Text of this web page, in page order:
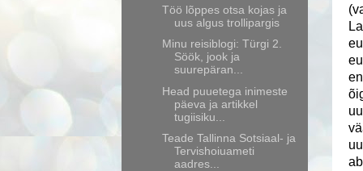
Töö lõppes otsa kojas ja
uus algus trollipargis
Minu reisiblogi: Türgi 2.
Söök, jook ja
suurepäran...
Head puuetega inimeste
päeva ja artikkel
tugiisiku...
Teade Tallinna Sotsiaal- ja
Tervishoiuameti
aadres...